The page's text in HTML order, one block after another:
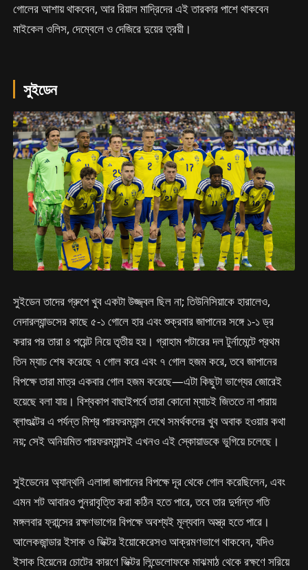
গোলের আশায় থাকবেন, আর রিয়াল মাদ্রিদের এই তারকার পাশে থাকবেন
মাইকেল ওলিস, দেম্বেলে ও দেজিরে দুয়ের ত্রয়ী।
সুইডেন
সুইডেন তাদের গ্রুপে খুব একটা উজ্জ্বল ছিল না; তিউনিসিয়াকে হারালেও,
নেদারল্যান্ডসের কাছে ৫-১ গোলে হার এবং শুক্রবার জাপানের সঙ্গে ১-১ ড্র
করার পর তারা ৪ পয়েন্ট নিয়ে তৃতীয় হয়। গ্রাহাম পটারের দল টুর্নামেন্টে প্রথম
তিন ম্যাচ শেষ করেছে ৭ গোল করে এবং ৭ গোল হজম করে, তবে জাপানের
বিপক্ষে তারা মাত্র একবার গোল হজম করেছে—এটা কিছুটা ভাগ্যের জোরেই
হয়েছে বলা যায়। বিশ্বকাপ বাছাইপর্বে তারা কোনো ম্যাচই জিততে না পারায়
ব্লাগুল্টের এ পর্যন্ত মিশ্র পারফরম্যান্স দেখে সমর্থকদের খুব অবাক হওয়ার কথা
নয়; সেই অনিয়মিত পারফরম্যান্সই এখনও এই স্কোয়াডকে ভুগিয়ে চলেছে।
সুইডেনের অ্যান্থনি এলাঙ্গা জাপানের বিপক্ষে দূর থেকে গোল করেছিলেন, এবং
এমন শট আবারও পুনরাবৃত্তি করা কঠিন হতে পারে, তবে তার দুর্দান্ত গতি
মঙ্গলবার ফ্রান্সের রক্ষণভাগের বিপক্ষে অবশ্যই মূল্যবান অস্ত্র হতে পারে।
আলেকজান্ডার ইসাক ও ভিক্টর ইয়োকেরেসও আক্রমণভাগে থাকবেন, যদিও
ইসাক হিয়েনের চোটের কারণে ভিক্টর লিন্ডেলোফকে মাঝমাঠ থেকে রক্ষণে সরিয়ে